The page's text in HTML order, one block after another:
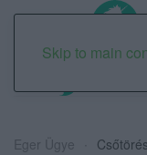
Skip to main
Eger Ügye